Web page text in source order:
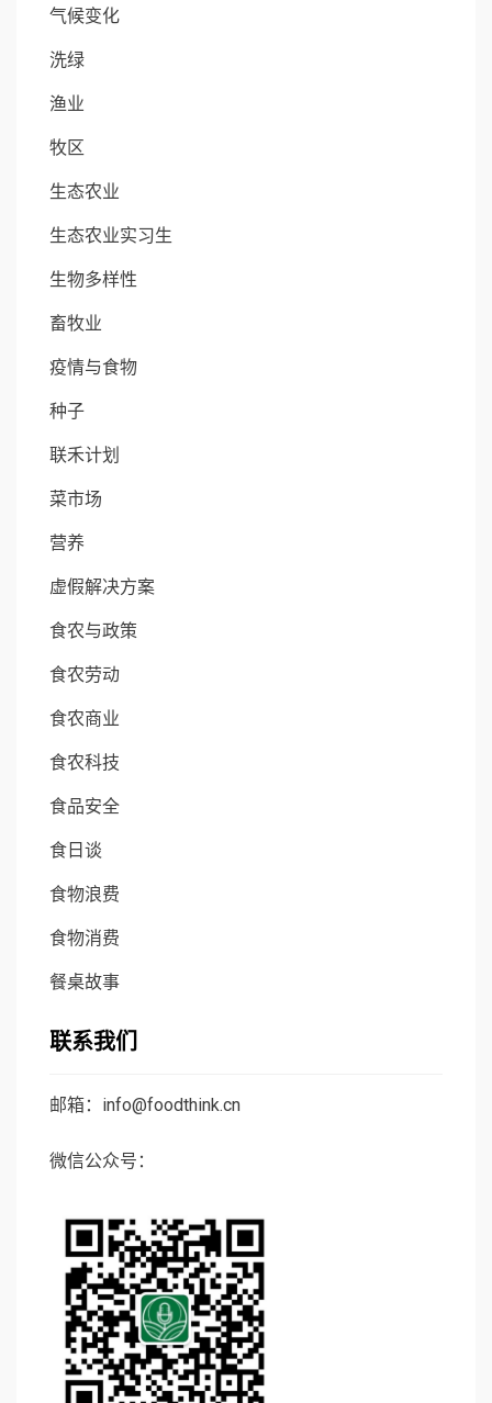
气候变化
洗绿
渔业
牧区
生态农业
生态农业实习生
生物多样性
畜牧业
疫情与食物
种子
联禾计划
菜市场
营养
虚假解决方案
食农与政策
食农劳动
食农商业
食农科技
食品安全
食日谈
食物浪费
食物消费
餐桌故事
联系我们
邮箱：info@foodthink.cn
微信公众号：